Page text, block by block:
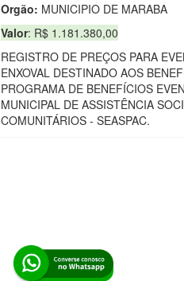
Orgão: MUNICIPIO DE MARABA
Valor: R$ 1.181.380,00
REGISTRO DE PREÇOS PARA
ENXOVAL DESTINADO AOS
PROGRAMA DE BENEFÍCIOS
MUNICIPAL DE ASSISTÊNCIA
COMUNITÁRIOS - SEASPAC.